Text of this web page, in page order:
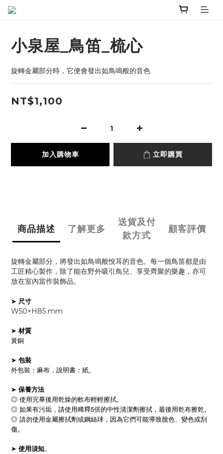
小泉屋_鳥笛_梳心
旋轉金屬部分時，它便會發出如鳥鳴般的音色
NT$1,100
加入購物車 立即購買
商品描述 了解更多
送貨及付
款方式
顧客評價
旋轉金屬部分，將發出如鳥鳴般悅耳的音色。每一個鳥笛都是由
工匠精心製作，除了能在野外吸引鳥兒、享受齊聚的樂趣，亦可
放在室內當作裝飾品。
➤ 尺寸
W50×H85 mm
➤ 材質
黃銅
➤ 包裝
外包裝：麻布，說明書：紙。
➤ 保養方法
◎ 使用完畢後用乾燥的軟布輕輕擦拭。
◎ 如果有污垢，請使用稀釋5倍的中性清潔劑擦拭，最後用乾布擦乾。
◎ 請勿使用金屬擦拭劑或鋼絲球，因為它們可能導致脫色、變色或刮
傷。
➤ 使用須知。